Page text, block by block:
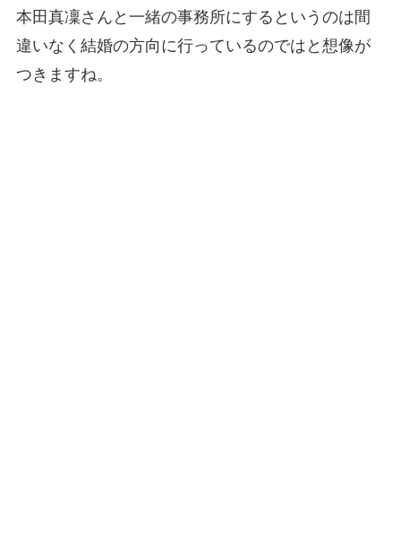
本田真凜さんと一緒の事務所にするというのは間
違いなく結婚の方向に行っているのではと想像が
つきますね。